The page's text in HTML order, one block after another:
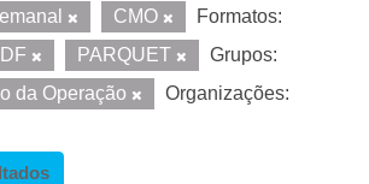
CMO
Formatos:
PARQUET
Grupos:
da Operação
Organizações: